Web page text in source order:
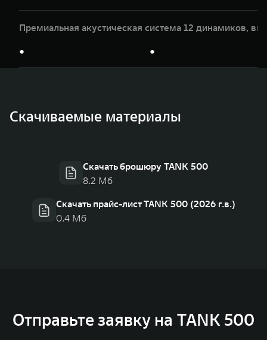
Премиальная акустическая система 12 динамиков,
● ●
Скачиваемые материалы
Скачать брошюру TANK 500
8.2 Мб
Скачать прайс-лист TANK 500 (2026 г.в.)
0.4 Мб
Отправьте заявку на TANK 500